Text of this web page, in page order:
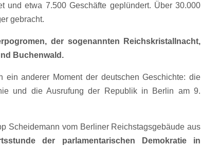
und etwa 7.500 Geschäfte geplündert. Über 30.000
gebracht.
der sogenannten Reichskristallnacht,
Buchenwald.
anderer Moment der deutschen Geschichte: die
und die Ausrufung der Republik in Berlin am 9.
Scheidemann vom Berliner Reichstagsgebäude aus
der parlamentarischen Demokratie in